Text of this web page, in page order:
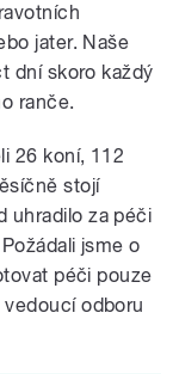
jater. Naše
dní skoro každý
ranče.
26 koní, 112
stojí
uhradilo za péči
jsme o
péči pouze
vedoucí odboru